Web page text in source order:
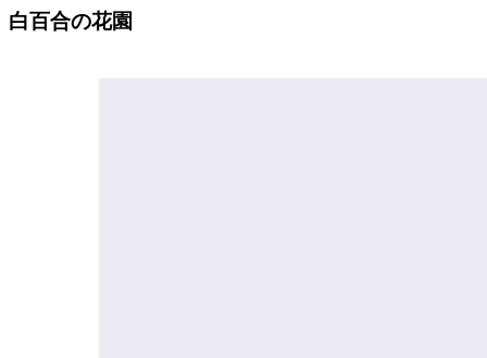
白百合の花園